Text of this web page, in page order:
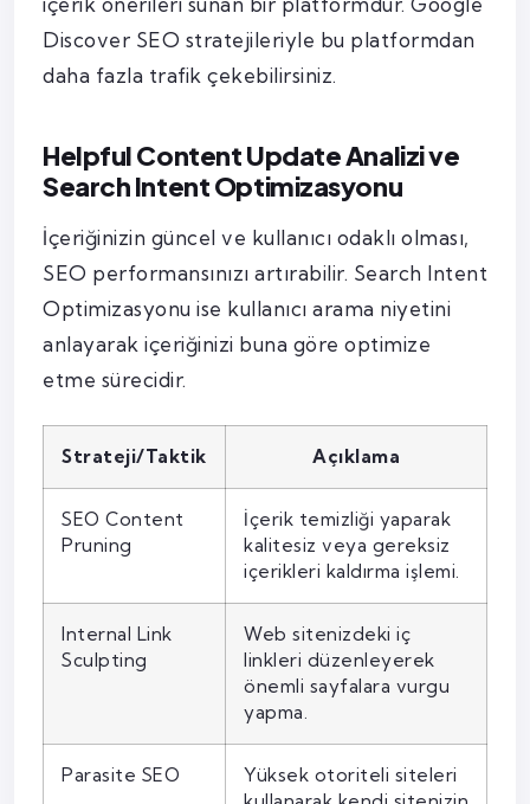
Discover SEO stratejileriyle bu platformdan
daha fazla trafik çekebilirsiniz.
Helpful Content Update Analizi ve
Search Intent Optimizasyonu
İçeriğinizin güncel ve kullanıcı odaklı olması,
SEO performansınızı artırabilir. Search Intent
Optimizasyonu ise kullanıcı arama niyetini
anlayarak içeriğinizi buna göre optimize
etme sürecidir.
Strateji/Taktik Açıklama
SEO Content
Pruning
İçerik temizliği yaparak
kalitesiz veya gereksiz
içerikleri kaldırma işlemi.
Internal Link
Sculpting
Web sitenizdeki iç
linkleri düzenleyerek
önemli sayfalara vurgu
yapma.
Parasite SEO
Yüksek otoriteli siteleri